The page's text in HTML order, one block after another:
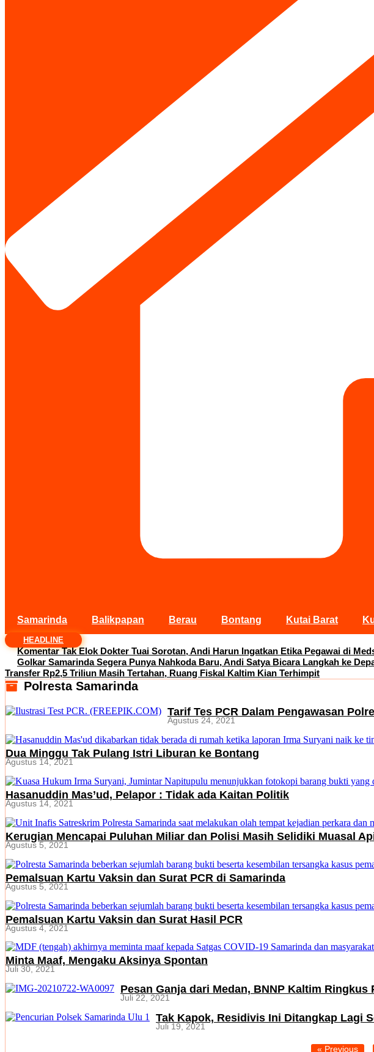
Samarinda Balikpapan Berau Bontang Kutai Barat
HEADLINE
Komentar Tak Elok Dokter Tuai Sorotan, Andi Harun Ingatkan Etika Pegawai di
Golkar Samarinda Segera Punya Nahkoda Baru, Andi Satya Bicara Langkah ke
Transfer Rp2,5 Triliun Masih Tertahan, Ruang Fiskal Kaltim Kian Terhimpit
Polresta Samarinda
Tarif Tes PCR Dalam Pengawasan
Agustus 24, 2021
Dua Minggu Tak Pulang Istri Liburan ke Bontang
Agustus 14, 2021
Hasanuddin Mas’ud, Pelapor : Tidak ada Kaitan Politik
Agustus 14, 2021
Kerugian Mencapai Puluhan Miliar dan Polisi Masih Selidiki Muasal
Agustus 5, 2021
Pemalsuan Kartu Vaksin dan Surat PCR di Samarinda
Agustus 5, 2021
Pemalsuan Kartu Vaksin dan Surat Hasil PCR
Agustus 4, 2021
Minta Maaf, Mengaku Aksinya Spontan
Juli 30, 2021
Pesan Ganja dari Medan, BNNP Kaltim
Juli 22, 2021
Tak Kapok, Residivis Ini Ditangkap Lagi
Juli 19, 2021
« Previous